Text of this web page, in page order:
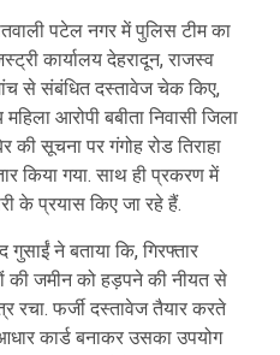
पटेल नगर में पुलिस टीम का
कार्यालय देहरादून, राजस्व
से संबंधित दस्तावेज चेक किए,
आरोपी बबीता निवासी जिला
की सूचना पर गंगोह रोड तिराहा
किया गया. साथ ही प्रकरण में
के प्रयास किए जा रहे हैं.
गुसाईं ने बताया कि, गिरफ्तार
की जमीन को हड़पने की नीयत से
रचा. फर्जी दस्तावेज तैयार करते
कार्ड बनाकर उसका उपयोग